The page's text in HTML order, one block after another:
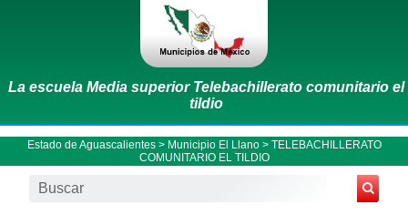
La escuela Media superior Telebachillerato comunitario el
tildio
Estado de Aguascalientes> Municipio El Llano> TELEBACHILLERATO
COMUNITARIO EL TILDIO